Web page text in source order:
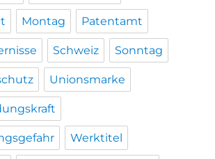
Montag Patentamt
Schweiz Sonntag
Unionsmarke
Werktitel